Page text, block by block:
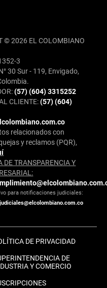
© 2026 EL COLOMBIANO
3
30 Sur - 119, Envigado,
(57) (604) 3315252
CLIENTE:(57) (604)
relacionados con
y reclamos (PQR),
DE TRANSPARENCIA Y
para notificaciones judiciales:
DE PRIVACIDAD
DE
Y COMERCIO